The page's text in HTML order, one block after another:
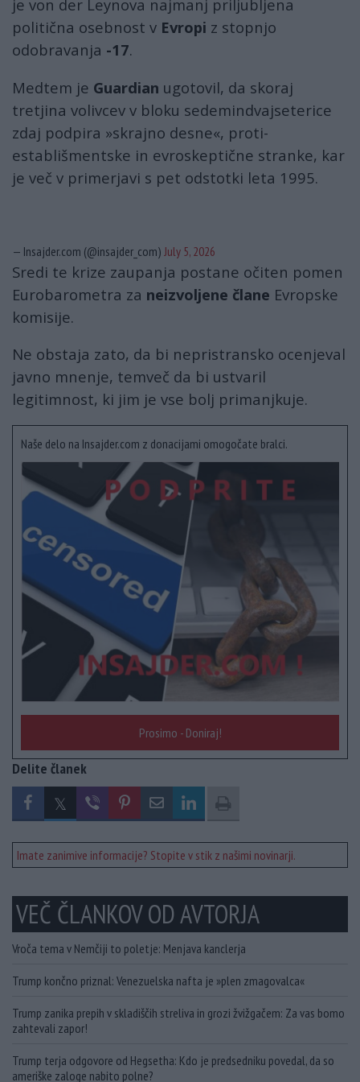
je von der Leynova najmanj priljubljena
politična osebnost v Evropi z stopnjo
odobravanja -17.
Medtem je Guardian ugotovil, da skoraj
tretjina volivcev v bloku sedemindvajseterice
zdaj podpira »skrajno desne«, proti-
establišmentske in evroskeptične stranke, kar
je več v primerjavi s pet odstotki leta 1995.
— Insajder.com (@insajder_com) July 5, 2026
Sredi te krize zaupanja postane očiten pomen
Eurobarometra za neizvoljene člane Evropske
komisije.
Ne obstaja zato, da bi nepristransko ocenjeval
javno mnenje, temveč da bi ustvaril
legitimnost, ki jim je vse bolj primanjkuje.
Naše delo na Insajder.com z donacijami omogočate bralci.
Prosimo - Doniraj!
Delite članek
Imate zanimive informacije? Stopite v stik z našimi novinarji.
VEČ ČLANKOV OD AVTORJA
Vroča tema v Nemčiji to poletje: Menjava kanclerja
Trump končno priznal: Venezuelska nafta je »plen zmagovalca«
Trump zanika prepih v skladiščih streliva in grozi žvižgačem: Za vas bomo
zahtevali zapor!
Trump terja odgovore od Hegsetha: Kdo je predsedniku povedal, da so
ameriške zaloge nabito polne?